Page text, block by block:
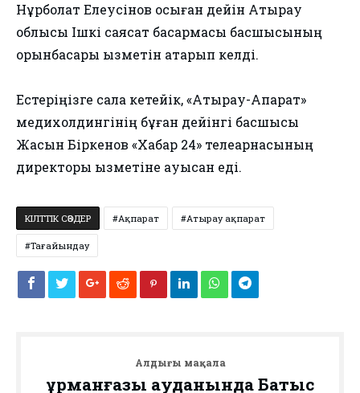
Нұрболат Елеусінов осыған дейін Атырау
облысы Ішкі саясат басқармасы басшысының
орынбасары қызметін атқарып келді.
Естеріңізге сала кетейік, «Атырау-Ақпарат»
медихолдингінің бұған дейінгі басшысы
Жасын Біркенов «Хабар 24» телеарнасының
директоры қызметіне ауысқан еді.
КІЛТТІК СӨЗДЕР Ақпарат Атырау ақпарат
Тағайындау
Алдыңғы мақала
Құрманғазы ауданында Батыс